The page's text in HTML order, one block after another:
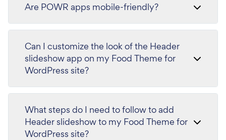
Are POWR apps mobile-friendly?
Can I customize the look of the Header
slideshow app on my Food Theme for
WordPress site?
What steps do I need to follow to add
Header slideshow to my Food Theme for
WordPress site?